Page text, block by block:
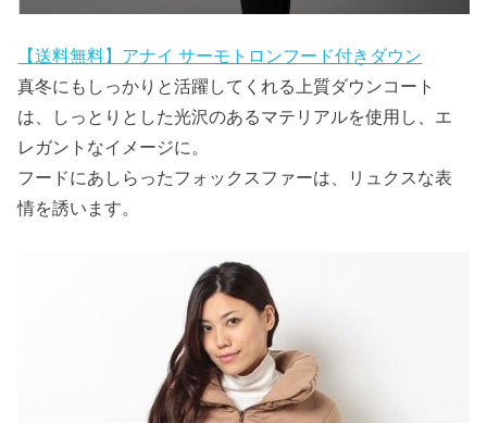
【送料無料】アナイ サーモトロンフード付きダウン
真冬にもしっかりと活躍してくれる上質ダウンコート
は、しっとりとした光沢のあるマテリアルを使用し、エ
レガントなイメージに。
フードにあしらったフォックスファーは、リュクスな表
情を誘います。